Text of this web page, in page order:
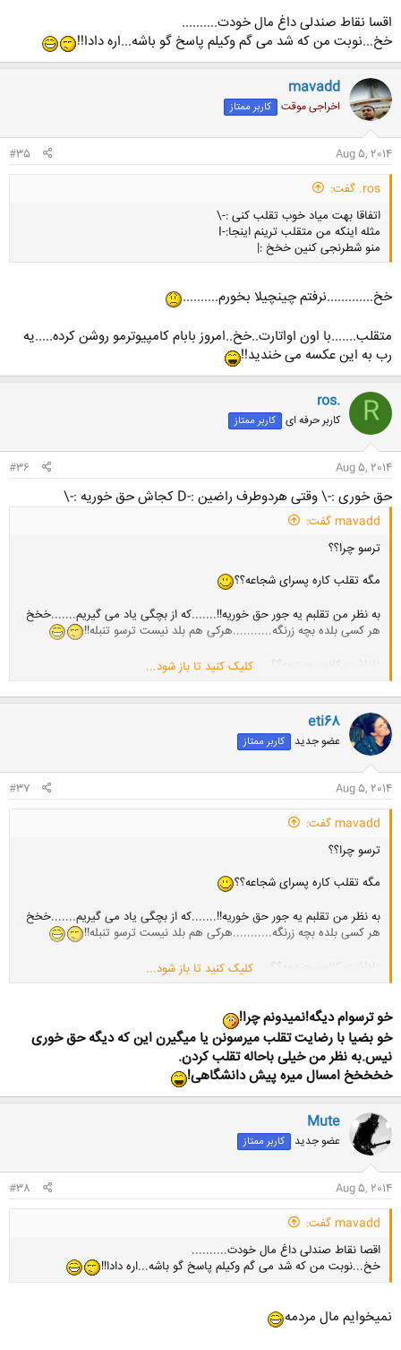
اقسا نقاط صندلی داغ مال خودت..........
خخ...نوبت من که شد می گم وکیلم پاسخ گو باشه...اره دادا!!
mavadd
اخراجی موقت کاربر ممتاز
Aug 5, 2014
#35
ros. گفت:
اتفاقا بهت میاد خوب تقلب کنی :-\
مثله اینکه من متقلب ترینم اینجا:-I
منو شطرنجی کنین خخخ :|
کلیک کنید تا باز شود...
خخ.............نرفتم چینچیلا بخورم..........
متقلب.......با اون اواتارت..خخ..امروز بابام کامپیوترمو روشن کرده.....یه
رب به این عکسه می خندید!!
R
ros.
کاربر حرفه ای کاربر ممتاز
Aug 5, 2014
#36
حق خوری :-\ وقتی هردوطرف راضین :-D کجاش حق خوریه :-\
mavadd گفت:
ترسو چرا؟؟
مگه تقلب کاره پسرای شجاعه؟؟
به نظر من تقلبم یه جور حق خوریه!!.......که از بچگی یاد می گیریم.......خخخ
هر کسی بلده بچه زرنگه...........هرکی هم بلد نیست ترسو تنبله!!
داداشت کلاس چندمه؟؟
کلیک کنید تا باز شود...
eti68
عضو جدید کاربر ممتاز
Aug 5, 2014
#37
mavadd گفت:
ترسو چرا؟؟
مگه تقلب کاره پسرای شجاعه؟؟
به نظر من تقلبم یه جور حق خوریه!!.......که از بچگی یاد می گیریم.......خخخ
هر کسی بلده بچه زرنگه...........هرکی هم بلد نیست ترسو تنبله!!
داداشت کلاس چندمه؟؟
کلیک کنید تا باز شود...
خو ترسوام دیگه!نمیدونم چرا!
خو بضیا با رضایت تقلب میرسونن یا میگیرن این که دیگه حق خوری
نیس.به نظر من خیلی باحاله تقلب کردن.
خخخخخ امسال میره پیش دانشگاهی!
Mute
عضو جدید کاربر ممتاز
Aug 5, 2014
#38
mavadd گفت:
اقصا نقاط صندلی داغ مال خودت..........
خخ...نوبت من که شد می گم وکیلم پاسخ گو باشه...اره دادا!!
نمیخوایم مال مردمه